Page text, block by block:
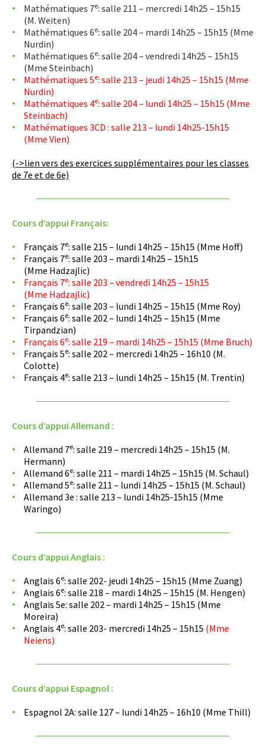
Mathématiques 7e: salle 211 – mercredi 14h25 – 15h15
(M. Weiten)
Mathématiques 6e: salle 204 – mardi 14h25 – 15h15 (Mme
Nurdin)
Mathématiques 6e: salle 204 – vendredi 14h25 – 15h15
(Mme Steinbach)
Mathématiques 5e: salle 213 – jeudi 14h25 – 15h15 (Mme
Nurdin)
Mathématiques 4e: salle 204 – lundi 14h25 – 15h15 (Mme
Steinbach)
Mathématiques 3CD : salle 213 – lundi 14h25-15h15
(Mme Vien)
(->lien vers des exercices supplémentaires pour les classes
de 7e et de 6e)
Cours d’appui Français:
Français 7e: salle 215 – lundi 14h25 – 15h15 (Mme Hoff)
Français 7e: salle 203 – mardi 14h25 – 15h15
(Mme Hadzajlic)
Français 7e: salle 203 – vendredi 14h25 – 15h15
(Mme Hadzajlic)
Français 6e: salle 203 – lundi 14h25 – 15h15 (Mme Roy)
Français 6e: salle 202 – lundi 14h25 – 15h15 (Mme
Tirpandzian)
Français 6e: salle 219 – mardi 14h25 – 15h15 (Mme Bruch)
Français 5e: salle 202 – mercredi 14h25 – 16h10 (M.
Colotte)
Français 4e: salle 213 – lundi 14h25 – 15h15 (M. Trentin)
Cours d’appui Allemand :
Allemand 7e: salle 219 – mercredi 14h25 – 15h15 (M.
Hermann)
Allemand 6e: salle 211 – mardi 14h25 – 15h15 (M. Schaul)
Allemand 5e: salle 211 – lundi 14h25 – 15h15 (M. Schaul)
Allemand 3e : salle 213 – lundi 14h25-15h15 (Mme
Waringo)
Cours d’appui Anglais :
Anglais 6e: salle 202- jeudi 14h25 – 15h15 (Mme Zuang)
Anglais 6e: salle 218 – mardi 14h25 – 15h15 (M. Hengen)
Anglais 5e: salle 202 – mardi 14h25 – 15h15 (Mme
Moreira)
Anglais 4e: salle 203- mercredi 14h25 – 15h15 (Mme
Neiens)
Cours d’appui Espagnol :
Espagnol 2A: salle 127 – lundi 14h25 – 16h10 (Mme Thill)